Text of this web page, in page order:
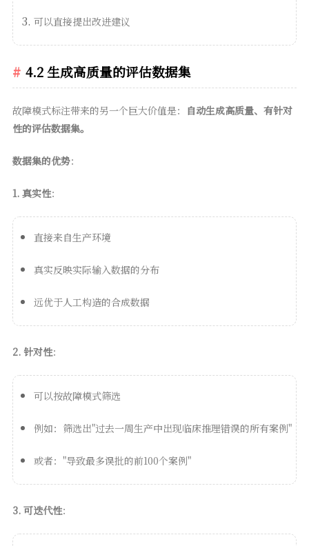
可以直接提出改进建议
4.2 生成高质量的评估数据集
故障模式标注带来的另一个巨大价值是： 自动生成高质量、有针对
性的评估数据集。
数据集的优势：
1. 真实性：
直接来自生产环境
真实反映实际输入数据的分布
远优于人工构造的合成数据
2. 针对性：
可以按故障模式筛选
例如：筛选出"过去一周生产中出现临床推理错误的所有案例"
或者："导致最多误批的前100个案例"
3. 可迭代性：